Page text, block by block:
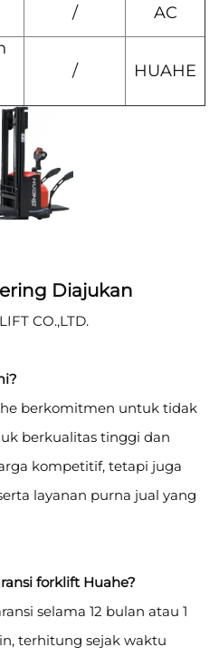
/
AC
/ HUAHE
Diajukan
CO.,LTD.
berkomitmen untuk tidak
berkualitas tinggi dan
kompetitif, tetapi juga
layanan purna jual yang
forklift Huahe?
selama 12 bulan atau 1
terhitung sejak waktu